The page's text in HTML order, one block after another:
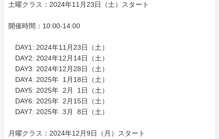
土曜クラス：2024年11月23日（土）スタート
開催時間：10:00-14:00
DAY1: 2024年11月23日（土）
DAY2: 2024年12月14日（土）
DAY3: 2024年12月28日（土）
DAY4: 2025年 1月18日（土）
DAY5: 2025年 2月 1日（土）
DAY6: 2025年 2月15日（土）
DAY7: 2025年 3月 8日（土）
月曜クラス：2024年12月9日（月）スタート